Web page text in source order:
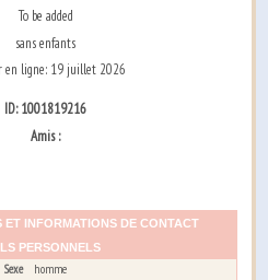
To be added
sans enfants
en ligne: 19 juillet 2026
ID: 1001819216
Amis :
ET INFORMATIONS DE CONTACT
PERSONNELS
Sexe
homme